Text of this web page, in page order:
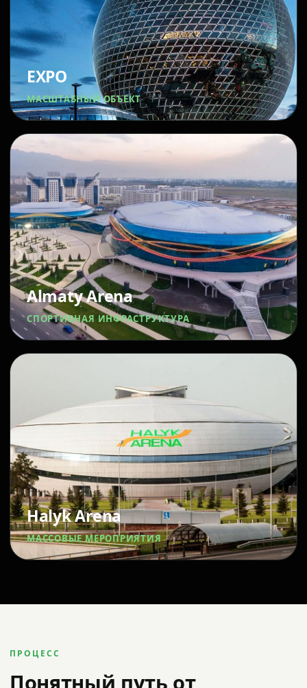
EXPO
МАСШТАБНЫЙ ОБЪЕКТ
Almaty Arena
СПОРТИВНАЯ ИНФРАСТРУКТУРА
Halyk Arena
МАССОВЫЕ МЕРОПРИЯТИЯ
ПРОЦЕСС
Понятный путь от